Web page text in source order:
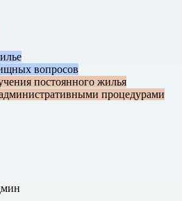
вопросов
постоянного жилья
процедурами